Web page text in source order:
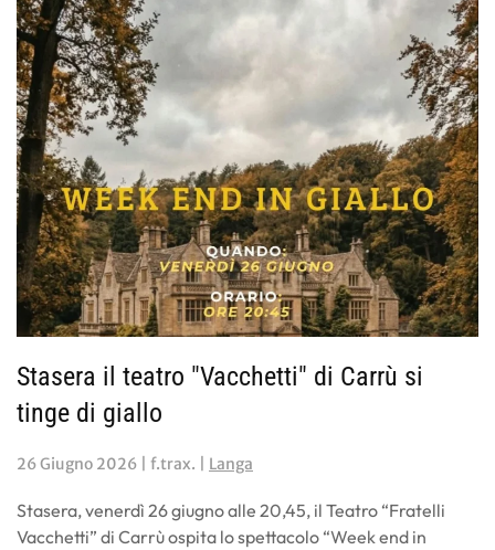
Stasera il teatro "Vacchetti" di Carrù si
tinge di giallo
26 Giugno 2026 | f.trax. | Langa
Stasera, venerdì 26 giugno alle 20,45, il Teatro “Fratelli
Vacchetti” di Carrù ospita lo spettacolo “Week end in